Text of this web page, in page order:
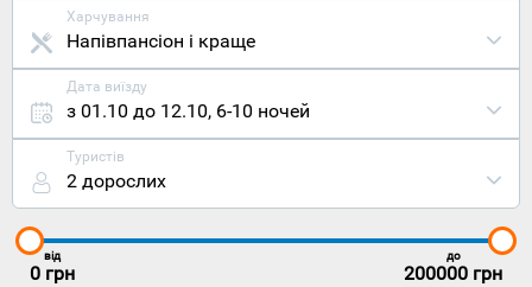
Харчування
Напівпансіон і краще
Дата виїзду
з 01.10 до 12.10, 6-10 ночей
Туристів
2 дорослих
від
0 грн
до
200000 грн